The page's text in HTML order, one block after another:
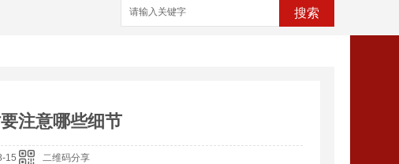
搜索
注意哪些细节
15 二维码分享